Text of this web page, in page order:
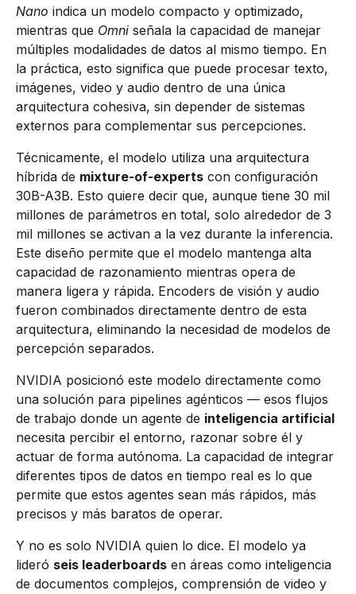
Nano indica un modelo compacto y optimizado,
mientras que Omni señala la capacidad de manejar
múltiples modalidades de datos al mismo tiempo. En
la práctica, esto significa que puede procesar texto,
imágenes, video y audio dentro de una única
arquitectura cohesiva, sin depender de sistemas
externos para complementar sus percepciones.
Técnicamente, el modelo utiliza una arquitectura
híbrida de mixture-of-experts con configuración
30B-A3B. Esto quiere decir que, aunque tiene 30 mil
millones de parámetros en total, solo alrededor de 3
mil millones se activan a la vez durante la inferencia.
Este diseño permite que el modelo mantenga alta
capacidad de razonamiento mientras opera de
manera ligera y rápida. Encoders de visión y audio
fueron combinados directamente dentro de esta
arquitectura, eliminando la necesidad de modelos de
percepción separados.
NVIDIA posicionó este modelo directamente como
una solución para pipelines agénticos — esos flujos
de trabajo donde un agente de inteligencia artificial
necesita percibir el entorno, razonar sobre él y
actuar de forma autónoma. La capacidad de integrar
diferentes tipos de datos en tiempo real es lo que
permite que estos agentes sean más rápidos, más
precisos y más baratos de operar.
Y no es solo NVIDIA quien lo dice. El modelo ya
lideró seis leaderboards en áreas como inteligencia
de documentos complejos, comprensión de video y